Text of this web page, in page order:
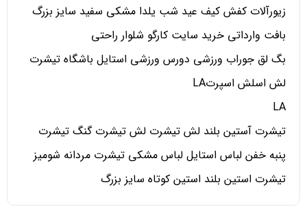
زیورآلات کفش کیف عید شب یلدا مشکی سفید سایز بزرگ
بافت وارداتی خرید سایت کارگو شلوار راحتی
بگ لق جوراب ورزشی دورس ورزشی استایل باشگاه تیشرت
لش اسلش اسپرتLA
LA
تیشرت آستین بلند لش تیشرت لش تیشرت گنگ تیشرت
پنبه خفن لباس استایل لباس مشکی تیشرت مردانه شومیز
تیشرت استین بلند استین کوتاه سایز بزرگ